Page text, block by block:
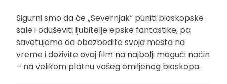
Sigurni smo da će „Severnjak“ puniti bioskopske
sale i oduševiti ljubitelje epske fantastike, pa
savetujemo da obezbedite svoja mesta na
vreme i doživite ovaj film na najbolji mogući način
– na velikom platnu vašeg omiljenog bioskopa.